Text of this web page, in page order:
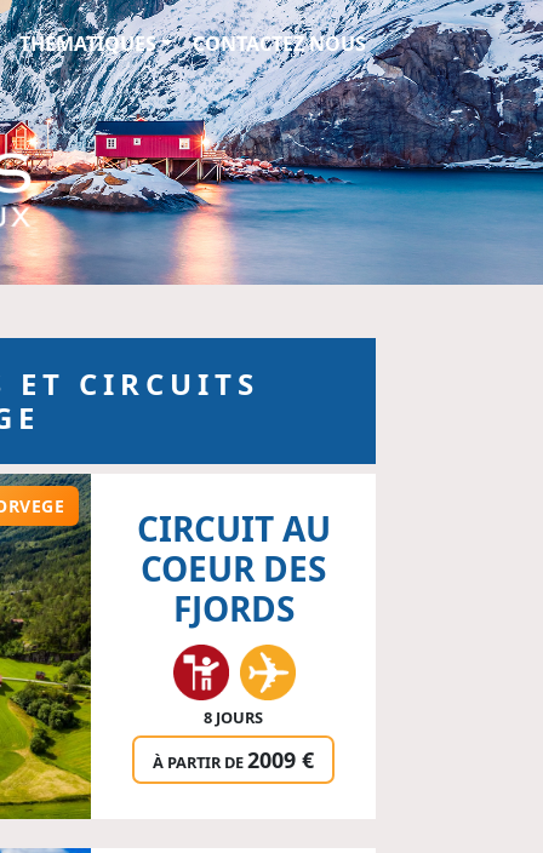
THÉMATIQUES CONTACTEZ NOUS
ET CIRCUITS
CIRCUIT AU
COEUR DES
FJORDS
8 JOURS
À PARTIR DE2009 €